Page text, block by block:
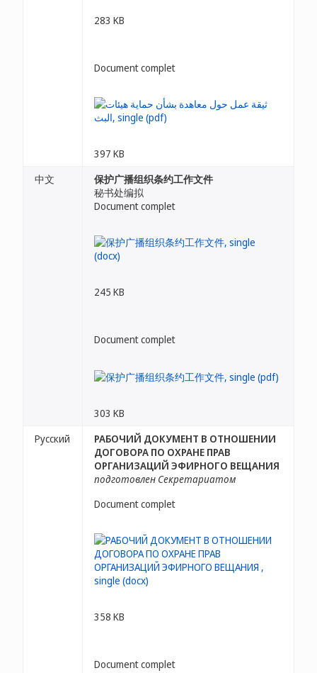
283 KB
Document complet
397 KB
中文
保护广播组织条约工作文件
秘书处编拟
Document complet
245 KB
Document complet
303 KB
Русский
РАБОЧИЙ ДОКУМЕНТ В ОТНОШЕНИИ
ДОГОВОРА ПО ОХРАНЕ ПРАВ
ОРГАНИЗАЦИЙ ЭФИРНОГО ВЕЩАНИЯ
подготовлен Секретариатом
Document complet
358 KB
Document complet